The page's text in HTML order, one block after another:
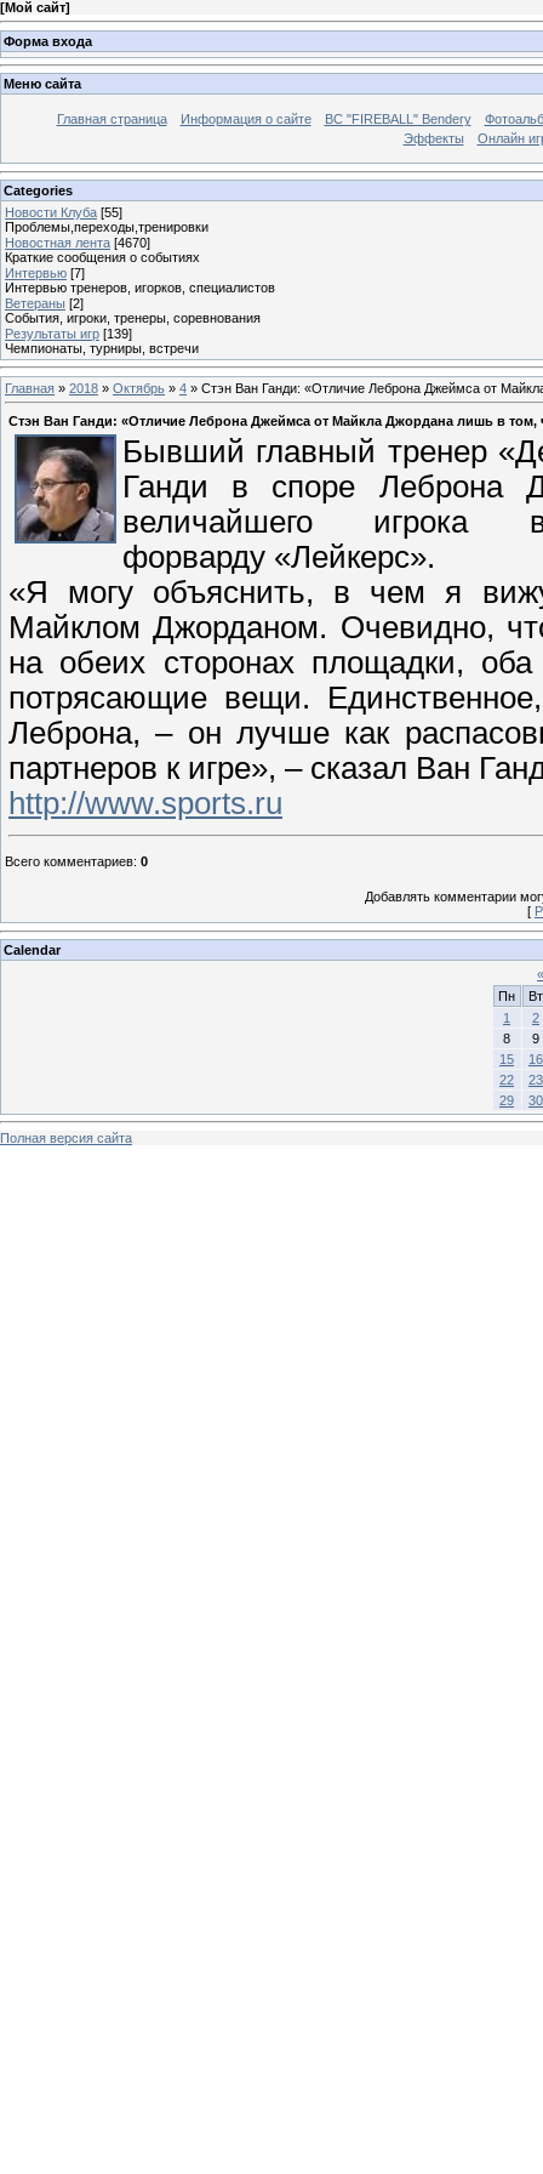
[Мой сайт]
Форма входа
Меню сайта
Главная страница Информация о сайте BC "FIREBALL" Bendery
Эффекты
Онлайн
Categories
Новости Клуба [55]
Проблемы,переходы,тренировки
Новостная лента [4670]
Краткие сообщения о событиях
Интервью [7]
Интервью тренеров, игорков, специалистов
Ветераны [2]
События, игроки, тренеры, соревнования
Результаты игр [139]
Чемпионаты, турниры, встречи
Главная » 2018 » Октябрь » 4 » Стэн Ван Ганди: «Отличие Леброна Джеймса от
Стэн Ван Ганди: «Отличие Леброна Джеймса от Майкла Джордана лишь в том,
Бывший главный тренер
Ганди в споре Леброна
величайшего игрока
форварду «Лейкерс».
«Я могу объяснить, в чем я
Майклом Джорданом. Очевидно,
на обеих сторонах площадки,
потрясающие вещи.
Леброна, – он лучше как
партнеров к игре», – сказал Ван
http://www.sports.ru
Всего комментариев: 0
Добавлять комментарии
[
Calendar
«
Пн
Вт
1
2
8
9
15
16
22
23
29
30
Полная версия сайта